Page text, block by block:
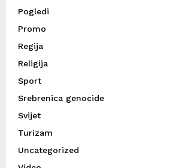
Pogledi
Promo
Regija
Religija
Sport
Srebrenica genocide
Svijet
Turizam
Uncategorized